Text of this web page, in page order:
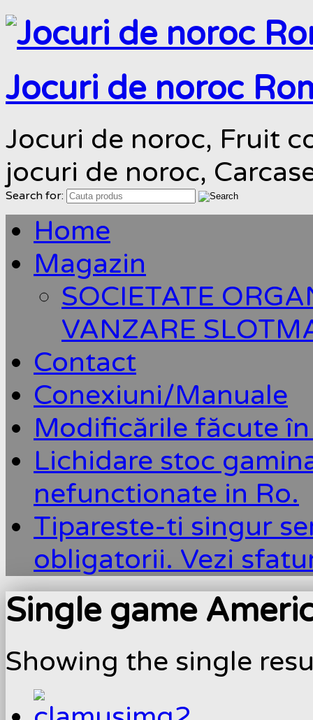
Jocuri de noroc
Jocuri de noroc, Fruit
jocuri de noroc,
Search for:
Home
Magazin
SOCIETATE
VANZARE
Contact
Conexiuni/Manuale
Modificările făcute
Lichidare stoc
nefunctionate in Ro.
Tipareste-ti singur
obligatorii. Vezi
Single game
Showing the single